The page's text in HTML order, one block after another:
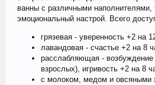
ванны с различными
эмоциональный настрой. Всего
грязевая - уверенность +2 на
лавандовая - счастье +2 на 8
расслабляющая -
взрослых), игривость +2 на 8
с молоком, медом и овсяными